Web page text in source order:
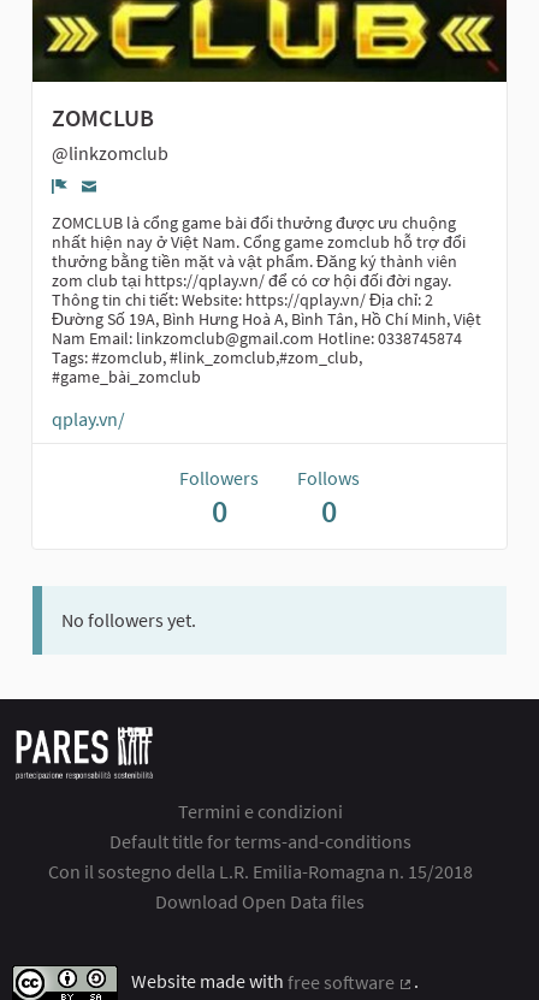
ZOMCLUB
@linkzomclub
Report
ZOMCLUB là cổng game bài đổi thưởng được ưu chuộng
nhất hiện nay ở Việt Nam. Cổng game zomclub hỗ trợ đổi
thưởng bằng tiền mặt và vật phẩm. Đăng ký thành viên
zom club tại https://qplay.vn/ để có cơ hội đối đời ngay.
Thông tin chi tiết: Website: https://qplay.vn/ Địa chỉ: 2
Đường Số 19A, Bình Hưng Hoà A, Bình Tân, Hồ Chí Minh, Việt
Nam Email: linkzomclub@gmail.com Hotline: 0338745874
Tags: #zomclub, #link_zomclub,#zom_club,
#game_bài_zomclub
qplay.vn/
Followers
0
Follows
0
No followers yet.
Termini e condizioni
Default title for terms-and-conditions
Con il sostegno della L.R. Emilia-Romagna n. 15/2018
Download Open Data files
Website made with free software
.